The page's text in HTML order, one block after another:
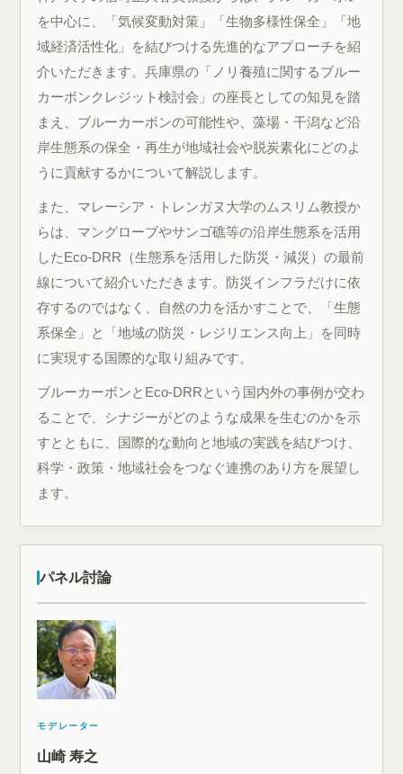
を中心に、「気候変動対策」「生物多様性保全」「地
域経済活性化」を結びつける先進的なアプローチを紹
介いただきます。兵庫県の「ノリ養殖に関するブルー
カーボンクレジット検討会」の座長としての知見を踏
まえ、ブルーカーボンの可能性や、藻場・干潟など沿
岸生態系の保全・再生が地域社会や脱炭素化にどのよ
うに貢献するかについて解説します。
また、マレーシア・トレンガヌ大学のムスリム教授か
らは、マングローブやサンゴ礁等の沿岸生態系を活用
したEco-DRR（生態系を活用した防災・減災）の最前
線について紹介いただきます。防災インフラだけに依
存するのではなく、自然の力を活かすことで、「生態
系保全」と「地域の防災・レジリエンス向上」を同時
に実現する国際的な取り組みです。
ブルーカーボンとEco-DRRという国内外の事例が交わ
ることで、シナジーがどのような成果を生むのかを示
すとともに、国際的な動向と地域の実践を結びつけ、
科学・政策・地域社会をつなぐ連携のあり方を展望し
ます。
パネル討論
モデレーター
山崎 寿之